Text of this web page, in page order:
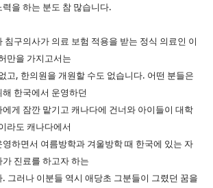
을 하는 분도 참 많습니다.
침구의사가 의료 보험 적용을 받는 정식 의료인 이
만을 가지고서는
고, 한의원을 개원할 수도 없습니다. 어떤 분들은
한국에서 운영하던
게 잠깐 맡기고 캐나다에 건너와 아이들이 대학
라도 캐나다에서
하면서 여름방학과 겨울방학 때 한국에 있는 자
진료를 하고자 하는
그러나 이분들 역시 애당초 그분들이 그렸던 꿈을